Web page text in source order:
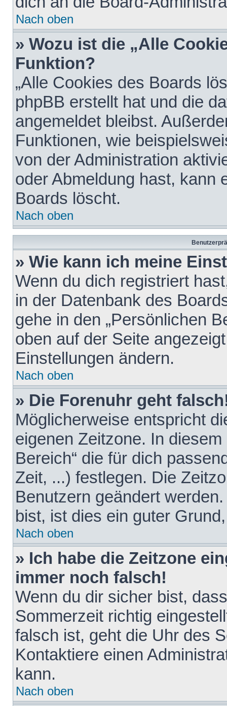
Nach oben
» Wozu ist die „Alle
Funktion?
„Alle Cookies des Boards
phpBB erstellt hat und die
angemeldet bleibst.
Funktionen, wie
von der Administration
oder Abmeldung hast, kann
Boards löscht.
Nach oben
» Wie kann ich meine
Wenn du dich registriert
in der Datenbank des
gehe in den „Persönlichen
oben auf der Seite
Einstellungen ändern.
Nach oben
» Die Forenuhr geht
Möglicherweise entspricht
eigenen Zeitzone. In
Bereich“ die für dich
Zeit, ...) festlegen. Die
Benutzern geändert
bist, ist dies ein guter
Nach oben
» Ich habe die Zeitzone
immer noch falsch!
Wenn du dir sicher bist,
Sommerzeit richtig
falsch ist, geht die Uhr des
Kontaktiere einen
kann.
Nach oben